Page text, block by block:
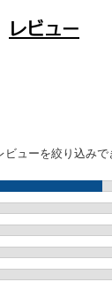
レビュー
ビューを絞り込みで